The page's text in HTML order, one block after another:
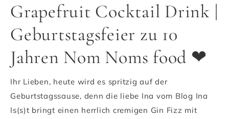
Grapefruit Cocktail Drink |
Geburtstagsfeier zu 10
Jahren Nom Noms food ❤
Ihr Lieben, heute wird es spritzig auf der
Geburtstagssause, denn die liebe Ina vom Blog Ina
Is(s)t bringt einen herrlich cremigen Gin Fizz mit